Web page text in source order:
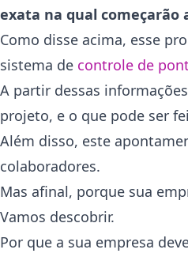
exata na qual
Como disse acima, esse
sistema de controle de
A partir dessas
projeto, e o que pode ser
Além disso, este
colaboradores.
Mas afinal, porque sua
Vamos descobrir.
Por que a sua empresa